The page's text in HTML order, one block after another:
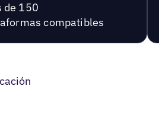
de 150
compatibles